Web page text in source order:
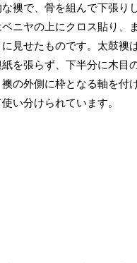
襖で、骨を組んで下張り
ニヤの上にクロス貼り、
見せたものです。太鼓襖
を張らず、下半分に木目
の外側に枠となる軸を付
い分けられています。